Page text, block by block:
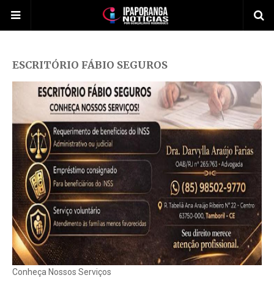
ESCRITÓRIO FÁBIO SEGUROS
Conheça Nossos Serviços